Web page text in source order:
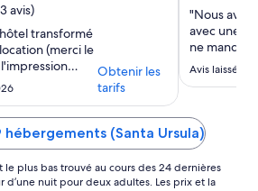
avis)
transformé
(merci le
sans
tristounet.
petite
spacieuse,
..."
Obtenir les
tarifs
"Nous
avec une
ne manque
quelqu'un
minutes à
Avis laissé le
hébergements (Santa Ursula)
le plus bas trouvé au cours des 24 dernières
d’une nuit pour deux adultes. Les prix et la